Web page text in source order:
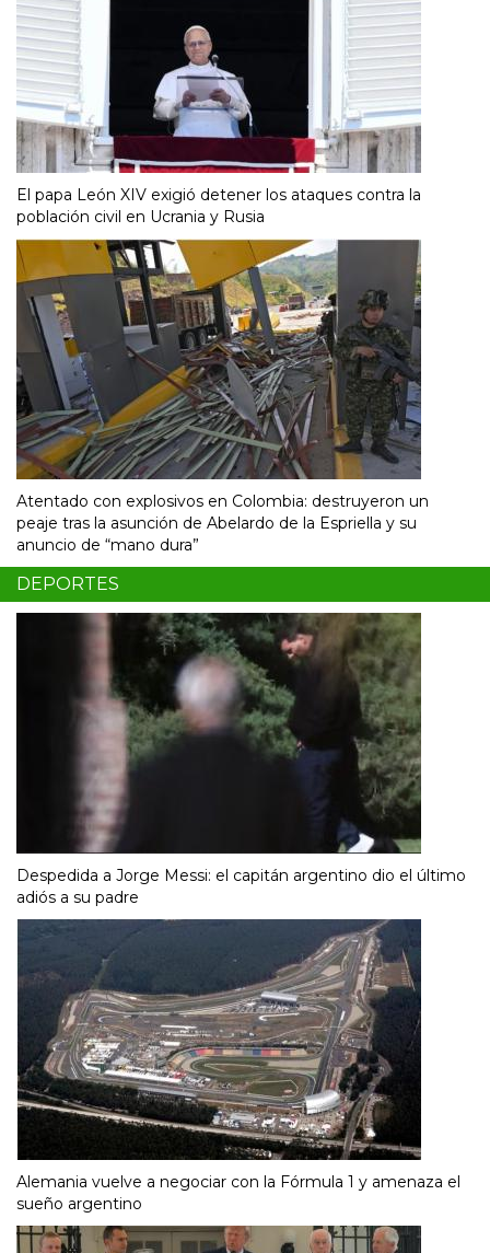
El papa León XIV exigió detener los ataques contra la
población civil en Ucrania y Rusia
Atentado con explosivos en Colombia: destruyeron un
peaje tras la asunción de Abelardo de la Espriella y su
anuncio de “mano dura”
DEPORTES
Despedida a Jorge Messi: el capitán argentino dio el último
adiós a su padre
Alemania vuelve a negociar con la Fórmula 1 y amenaza el
sueño argentino